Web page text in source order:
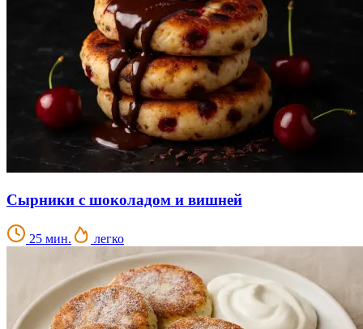
Сырники с шоколадом и вишней
25 мин. легко